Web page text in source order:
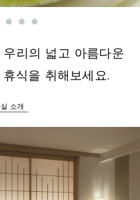
리의 넓고 아름다운
식을 취해보세요.
소개